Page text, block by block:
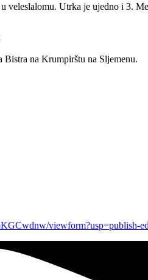
veleslalomu. Utrka je ujedno i 3.
Bistra na Krumpirštu na Sljemenu.
viewform?usp=publish-